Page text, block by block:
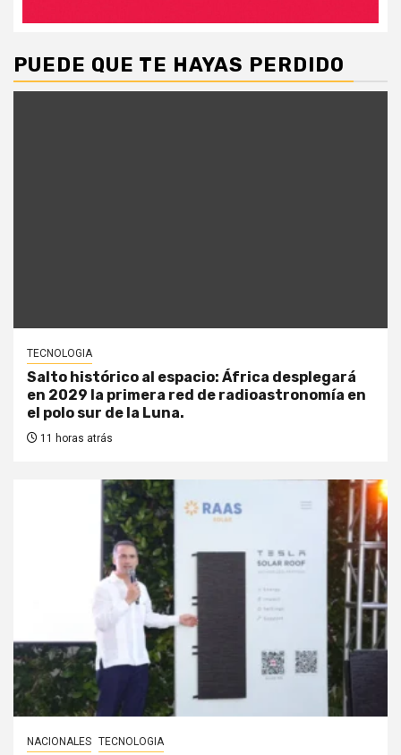
PUEDE QUE TE HAYAS PERDIDO
TECNOLOGIA
Salto histórico al espacio: África desplegará
en 2029 la primera red de radioastronomía en
el polo sur de la Luna.
11 horas atrás
NACIONALES TECNOLOGIA